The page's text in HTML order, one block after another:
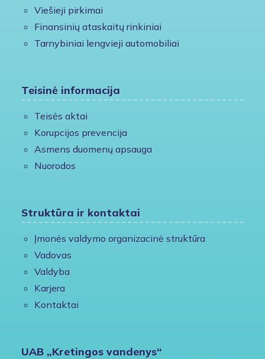
Viešieji pirkimai
Finansinių ataskaitų rinkiniai
Tarnybiniai lengvieji automobiliai
Teisinė informacija
Teisės aktai
Korupcijos prevencija
Asmens duomenų apsauga
Nuorodos
Struktūra ir kontaktai
Įmonės valdymo organizacinė struktūra
Vadovas
Valdyba
Karjera
Kontaktai
UAB „Kretingos vandenys“